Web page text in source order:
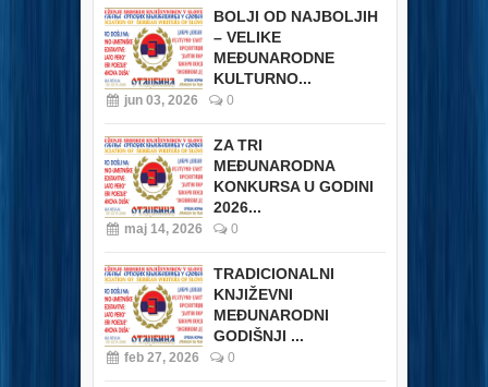
BOLJI OD NAJBOLJIH
– VELIKE
MEĐUNARODNE
KULTURNO...
jun 03, 2026 0
ZA TRI
MEĐUNARODNA
KONKURSA U GODINI
2026...
maj 14, 2026 0
TRADICIONALNI
KNJIŽEVNI
MEĐUNARODNI
GODIŠNJI ...
feb 27, 2026 0